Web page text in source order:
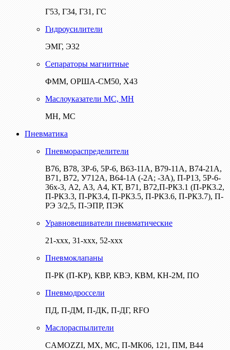
Г53, Г34, Г31, ГС
Гидроусилители
ЭМГ, Э32
Сепараторы магнитные
ФММ, ОРША-СМ50, Х43
Маслоуказатели МС, МН
МН, МС
Пневматика
Пневмораспределители
В76, В78, 3Р-6, 5Р-6, В63-11А, В79-11А, В74-21А,
В71, В72, У712А, В64-1А (-2А; -3А), П-Р13, 5Р-6-
36х-3, А2, А3, А4, КТ, В71, В72,П-РК3.1 (П-РК3.2,
П-РК3.3, П-РК3.4, П-РК3.5, П-РК3.6, П-РК3.7), П-
РЭ 3/2,5, П-ЭПР, ПЭК
Уравновешиватели пневматические
21-ххх, 31-ххх, 52-ххх
Пневмоклапаны
П-РК (П-КР), КВР, КВЭ, КВМ, КН-2М, ПО
Пневмодроссели
ПД, П-ДМ, П-ДК, П-ДГ, RFO
Маслораспылители
CAMOZZI, МХ, МС, П-МК06, 121, ПМ, В44